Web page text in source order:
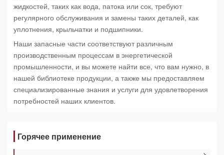
жидкостей, таких как вода, патока или сок, требуют
регулярного обслуживания и замены таких деталей, как
уплотнения, крыльчатки и подшипники.
Наши запасные части соответствуют различным
производственным процессам в энергетической
промышленности, и вы можете найти все, что вам нужно, в
нашей библиотеке продукции, а также мы предоставляем
специализированные знания и услуги для удовлетворения
потребностей наших клиентов.
Горячее применение